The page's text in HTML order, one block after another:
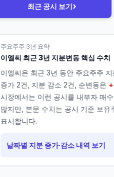
최근 공시 보기›
주요주주 3년 요약
이엘씨 최근 3년 지분변동 핵심 수치
이엘씨은 최근 3년 동안 주요주주
증가 2건, 지분 감소 2건, 순변동은
시장에서는 이런 공시를 내부자 매
많지만, 본문 수치는 공시 기준 보유
표시합니다.
날짜별 지분 증가·감소 내역 보기